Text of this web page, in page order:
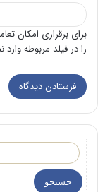
برای برقراری امکان
را در فیلد مربوطه